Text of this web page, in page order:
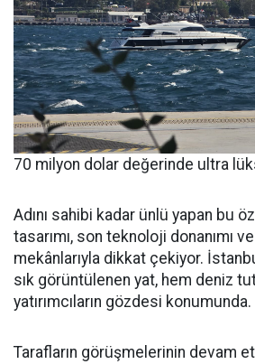
70 milyon dolar değerinde ultra
Adını sahibi kadar ünlü yapan bu
tasarımı, son teknoloji donanımı
mekânlarıyla dikkat çekiyor.
sık görüntülenen yat, hem deniz
yatırımcıların gözdesi konumunda.
Tarafların görüşmelerinin devam